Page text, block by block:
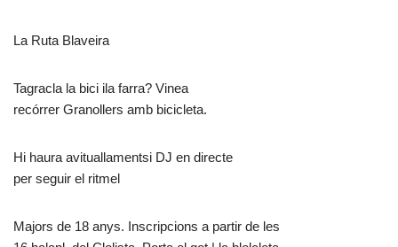
La Ruta Blaveira
Tagracla la bici ila farra? Vinea
recórrer Granollers amb bicicleta.
Hi haura avituallamentsi DJ en directe
per seguir el ritmel
Majors de 18 anys. Inscripcions a partir de les